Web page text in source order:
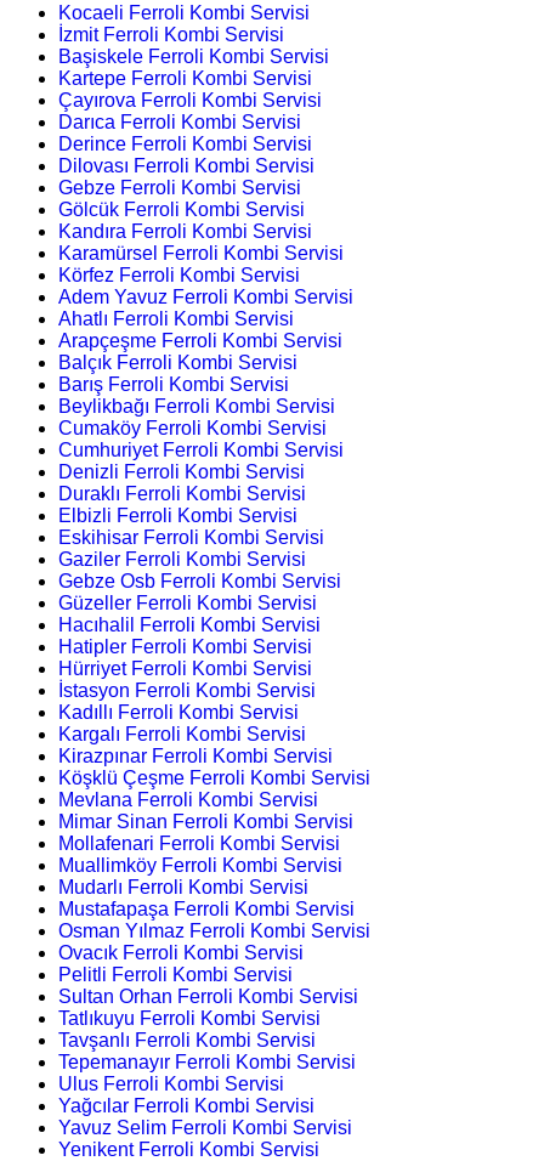
Kocaeli Ferroli Kombi Servisi
İzmit Ferroli Kombi Servisi
Başiskele Ferroli Kombi Servisi
Kartepe Ferroli Kombi Servisi
Çayırova Ferroli Kombi Servisi
Darıca Ferroli Kombi Servisi
Derince Ferroli Kombi Servisi
Dilovası Ferroli Kombi Servisi
Gebze Ferroli Kombi Servisi
Gölcük Ferroli Kombi Servisi
Kandıra Ferroli Kombi Servisi
Karamürsel Ferroli Kombi Servisi
Körfez Ferroli Kombi Servisi
Adem Yavuz Ferroli Kombi Servisi
Ahatlı Ferroli Kombi Servisi
Arapçeşme Ferroli Kombi Servisi
Balçık Ferroli Kombi Servisi
Barış Ferroli Kombi Servisi
Beylikbağı Ferroli Kombi Servisi
Cumaköy Ferroli Kombi Servisi
Cumhuriyet Ferroli Kombi Servisi
Denizli Ferroli Kombi Servisi
Duraklı Ferroli Kombi Servisi
Elbizli Ferroli Kombi Servisi
Eskihisar Ferroli Kombi Servisi
Gaziler Ferroli Kombi Servisi
Gebze Osb Ferroli Kombi Servisi
Güzeller Ferroli Kombi Servisi
Hacıhalil Ferroli Kombi Servisi
Hatipler Ferroli Kombi Servisi
Hürriyet Ferroli Kombi Servisi
İstasyon Ferroli Kombi Servisi
Kadıllı Ferroli Kombi Servisi
Kargalı Ferroli Kombi Servisi
Kirazpınar Ferroli Kombi Servisi
Köşklü Çeşme Ferroli Kombi Servisi
Mevlana Ferroli Kombi Servisi
Mimar Sinan Ferroli Kombi Servisi
Mollafenari Ferroli Kombi Servisi
Muallimköy Ferroli Kombi Servisi
Mudarlı Ferroli Kombi Servisi
Mustafapaşa Ferroli Kombi Servisi
Osman Yılmaz Ferroli Kombi Servisi
Ovacık Ferroli Kombi Servisi
Pelitli Ferroli Kombi Servisi
Sultan Orhan Ferroli Kombi Servisi
Tatlıkuyu Ferroli Kombi Servisi
Tavşanlı Ferroli Kombi Servisi
Tepemanayır Ferroli Kombi Servisi
Ulus Ferroli Kombi Servisi
Yağcılar Ferroli Kombi Servisi
Yavuz Selim Ferroli Kombi Servisi
Yenikent Ferroli Kombi Servisi